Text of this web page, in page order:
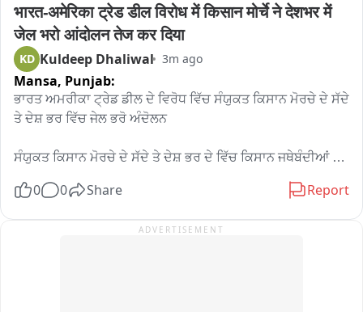
भारत-अमेरिका ट्रेड डील विरोध में किसान मोर्चे ने देशभर में
जेल भरो आंदोलन तेज कर दिया
KD Kuldeep Dhaliwal 3m ago
Mansa, Punjab:
ਭਾਰਤ ਅਮਰੀਕਾ ਟ੍ਰੇਡ ਡੀਲ ਦੇ ਵਿਰੋਧ ਵਿੱਚ ਸੰਯੁਕਤ ਕਿਸਾਨ ਮੋਰਚੇ ਦੇ ਸੱਦੇ
ਤੇ ਦੇਸ਼ ਭਰ ਵਿੱਚ ਜੇਲ ਭਰੋ ਅੰਦੋਲਨ
ਸੰਯੁਕਤ ਕਿਸਾਨ ਮੋਰਚੇ ਦੇ ਸੱਦੇ ਤੇ ਦੇਸ਼ ਭਰ ਦੇ ਵਿੱਚ ਕਿਸਾਨ ਜਥੇਬੰਦੀਆਂ
ਟ੍ਰੇਡ ਡੀਲ ਦੇ ਵਿਰੋਧ ਵਿੱਚ ਕੇਂਦਰ ਸਰਕਾਰ ਦੇ ਖਿਲਾਫ ਰੋਸ ਪ੍ਰਦਰਸ਼ਨ
0 0 Share Report
ADVERTISEMENT